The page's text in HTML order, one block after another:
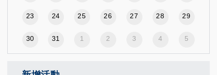
23 24 25 26 27 28 29
30 31 1 2 3 4 5